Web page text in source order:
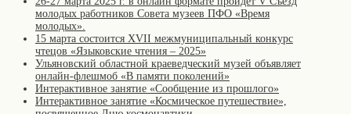
молодых работников Совета музеев ПФО «Время
молодых».
15 марта состоится XVII межмуниципальный конкурс
чтецов «Языковские чтения – 2025»
Ульяновский областной краеведческий музей объявляет
онлайн-флешмоб «В памяти поколений»
Интерактивное занятие «Сообщение из прошлого»
Интерактивное занятие «Космическое путешествие»,